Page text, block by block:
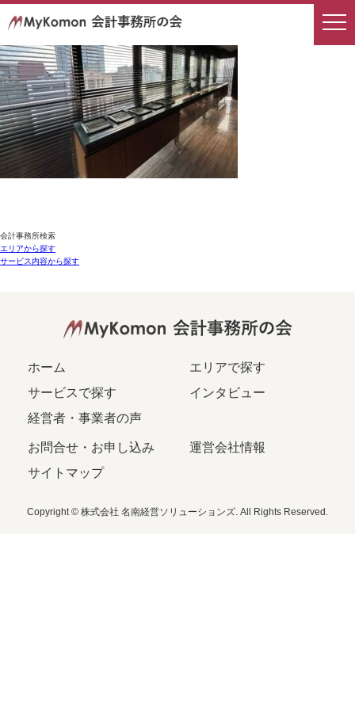
会計事務所検索
エリアから探す
サービス内容から探す
ホーム
エリアで探す
サービスで探す
インタビュー
経営者・事業者の声
お問合せ・お申し込み
運営会社情報
サイトマップ
Copyright © 株式会社 名南経営ソリューションズ. All Rights Reserved.